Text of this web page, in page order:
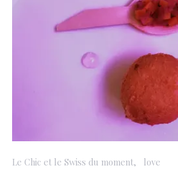
Le Chic et le Swiss du moment love